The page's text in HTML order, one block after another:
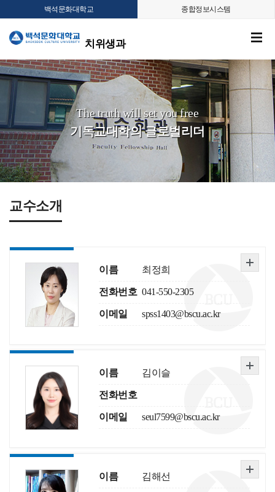
백석문화대학교 종합정보시스템
치위생과
The truth will set you free
기독교대학의 글로벌리더
교수소개
이름 최정희
전화번호 041-550-2305
이메일 spss1403@bscu.ac.kr
이름 김이슬
전화번호
이메일 seul7599@bscu.ac.kr
이름 김해선